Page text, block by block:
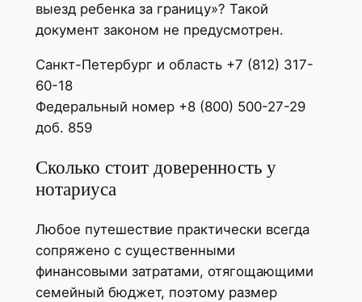
выезд ребенка за границу»? Такой
документ законом не предусмотрен.
Санкт-Петербург и область +7 (812) 317-
60-18
Федеральный номер +8 (800) 500-27-29
доб. 859
Сколько стоит доверенность у
нотариуса
Любое путешествие практически всегда
сопряжено с существенными
финансовыми затратами, отягощающими
семейный бюджет, поэтому размер